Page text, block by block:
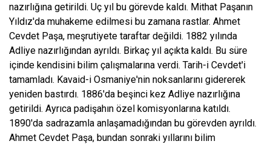
nazırlığına getirildi. Uç yıl bu görevde kaldı. Mithat Paşanın
Yıl­dız'da muhakeme edilmesi bu zamana rastlar. Ahmet
Cevdet Paşa, meşrutiyete taraftar de­ğildi. 1882 yılında
Adliye nazırlığından ayrıl­dı. Birkaç yıl açıkta kaldı. Bu süre
içinde ken­disini bilim çalışmalarına verdi. Tarih-i Cev­det'i
tamamladı. Kavaid-i Osmaniye'nin noksanlarını gidererek
yeniden bastırdı. 1886'da beşinci kez Adliye nazırlığına
getirildi. Ayrıca padişahın özel komisyonlarına katıldı.
1890'da sadrazamla anlaşamadığından bu görevden ayrıldı.
Ahmet Cevdet Paşa, bundan sonraki yıllarını bilim